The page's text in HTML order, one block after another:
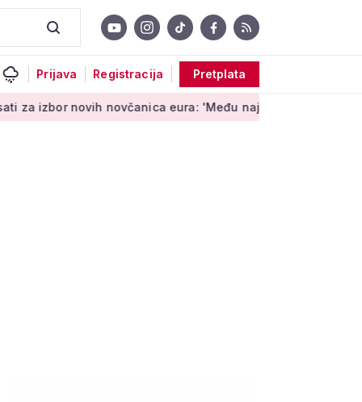
Prijava Registracija Pretplata
novčanica eura: 'Među najopipljivijim su izrazima Europe'